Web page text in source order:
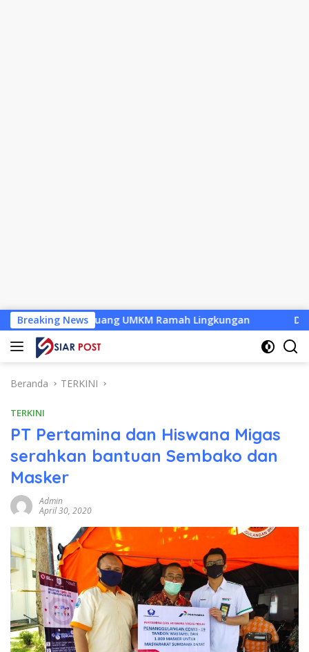
Langsung
ke
konten
Breaking News
UMKM Ramah Lingkungan Desa Baru Tak
Beranda TERKINI
TERKINI
PT Pertamina dan Hiswana Migas
serahkan bantuan Sembako dan
Masker
Admin
April 30, 2020